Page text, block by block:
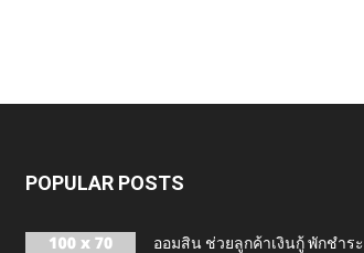
POPULAR POSTS
ออมสิน ช่วยลูกค้าเงินกู้ พักชำระ